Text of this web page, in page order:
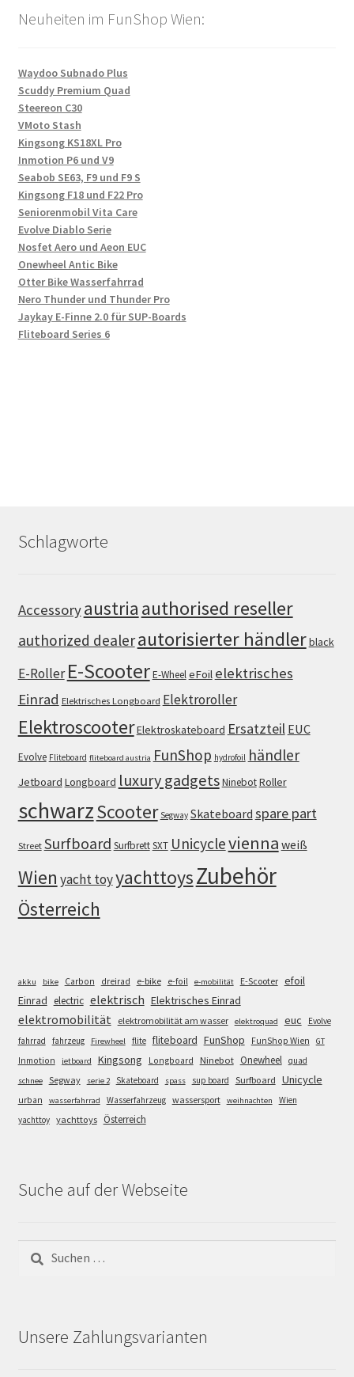
Neuheiten im FunShop Wien:
Waydoo Subnado Plus
Scuddy Premium Quad
Steereon C30
VMoto Stash
Kingsong KS18XL Pro
Inmotion P6 und V9
Seabob SE63, F9 und F9 S
Kingsong F18 und F22 Pro
Seniorenmobil Vita Care
Evolve Diablo Serie
Nosfet Aero und Aeon EUC
Onewheel Antic Bike
Otter Bike Wasserfahrrad
Nero Thunder und Thunder Pro
Jaykay E-Finne 2.0 für SUP-Boards
Fliteboard Series 6
Schlagworte
Accessoryaustria authorised reseller
authorized dealerautorisierter händlerblack
E-Roller E-ScooterE-WheeleFoil elektrisches
Einrad Elektrisches Longboard Elektroroller
ElektroscooterElektroskateboard Ersatzteil EUC
Evolve Fliteboard fliteboard austria FunShop hydrofoil händler
Jetboard Longboard luxury gadgetsNinebotRoller
schwarzScooter Segway Skateboard spare part
Street Surfboard SurfbrettSXT Unicyclevienna weiß
Wien yacht toyyachttoysZubehör
Österreich
akku bike Carbon dreirad e-bike e-foil e-mobilität E-Scooter efoil
Einrad electric elektrisch Elektrisches Einrad
elektromobilität elektromobilität am wasser elektroquad euc
Evolve
fahrrad
fahrzeug Firewheel flite fliteboard FunShop FunShop Wien GT
Inmotion jetboard Kingsong Longboard Ninebot Onewheel quad
schnee Segway serie 2 Skateboard spass sup board Surfboard Unicycle
urban wasserfahrrad Wasserfahrzeug wassersport weihnachten
Wien
yachttoy yachttoys Österreich
Suche auf der Webseite
Suchen
nach:
Unsere Zahlungsvarianten